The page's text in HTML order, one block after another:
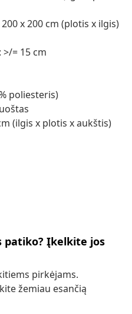
x 200 cm (plotis x ilgis)
= 15 cm
poliesteris)
(ilgis x plotis x aukštis)
patiko? Įkelkite jos
pirkėjams.
žemiau esančią